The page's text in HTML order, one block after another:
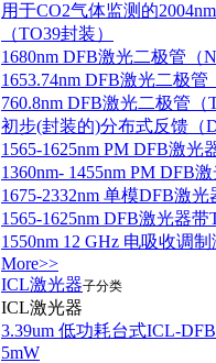
用于CO2气体监测的
（TO39封装）
1680nm DFB激光二极管（
1653.74nm DFB激光二极管
760.8nm DFB激光二极管（
初步(封装的)分布式反馈（
1565-1625nm PM DFB激光
1360nm- 1455nm PM DFB
1675-2332nm 单模DFB激光
1565-1625nm DFB激光器带
1550nm 12 GHz 电吸收调
More>>
ICL激光器子分类
ICL激光器
3.39um 低功耗台式ICL-
5mW